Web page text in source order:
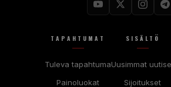
TAPAHTUMAT
Tuleva tapahtuma
Painoluokat
SISÄLTÖ
Uusimmat
Sijoitukset